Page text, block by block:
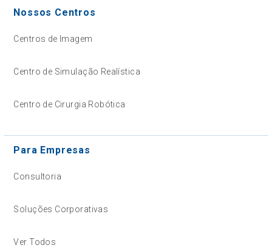
Nossos Centros
Centros de Imagem
Centro de Simulação Realística
Centro de Cirurgia Robótica
Para Empresas
Consultoria
Soluções Corporativas
Ver Todos